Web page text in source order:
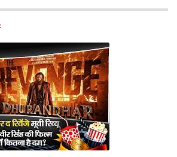
ऐसे दिखाई
रोल
पहुंचे